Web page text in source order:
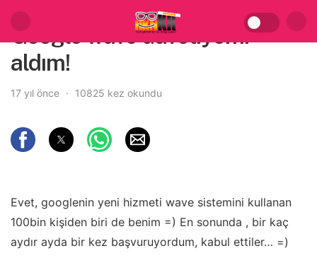
Google wave davetiyemi
aldım!
17 yıl önce 10825 kez okundu
Evet, googlenin yeni hizmeti wave sistemini kullanan
100bin kişiden biri de benim =) En sonunda , bir kaç
aydır ayda bir kez başvuruyordum, kabul ettiler… =)